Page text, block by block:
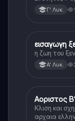
Γ' Λυκ.
Αρχαία
εισαγωγη
η ζωη του
Α' Λυκ.
Αρχαία
Αοριστος
Κλιση και
αρχαια